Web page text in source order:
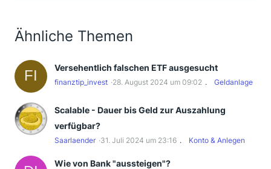
Ähnliche Themen
Versehentlich falschen ETF ausgesucht
finanztip_invest 28. August 2024 um 09:02 Geldanlage
Scalable - Dauer bis Geld zur Auszahlung
verfügbar?
Saarlaender 31. Juli 2024 um 23:16 Konto & Anlegen
Wie von Bank "aussteigen"?